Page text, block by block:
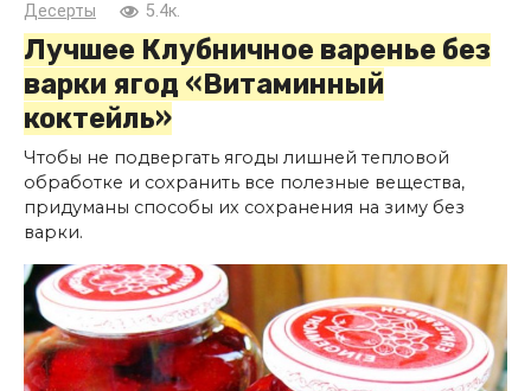
Десерты 5.4к.
Лучшее Клубничное варенье без
варки ягод «Витаминный
коктейль»
Чтобы не подвергать ягоды лишней тепловой
обработке и сохранить все полезные вещества,
придуманы способы их сохранения на зиму без
варки.